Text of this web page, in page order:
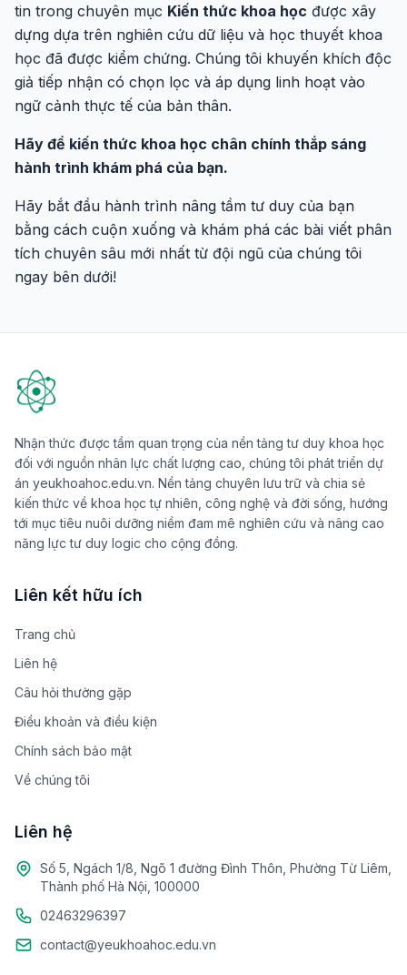
tin trong chuyên mục Kiến thức khoa học được xây
dựng dựa trên nghiên cứu dữ liệu và học thuyết khoa
học đã được kiểm chứng. Chúng tôi khuyến khích độc
giả tiếp nhận có chọn lọc và áp dụng linh hoạt vào
ngữ cảnh thực tế của bản thân.
Hãy để kiến thức khoa học chân chính thắp sáng
hành trình khám phá của bạn.
Hãy bắt đầu hành trình nâng tầm tư duy của bạn
bằng cách cuộn xuống và khám phá các bài viết phân
tích chuyên sâu mới nhất từ đội ngũ của chúng tôi
ngay bên dưới!
Nhận thức được tầm quan trọng của nền tảng tư duy khoa học
đối với nguồn nhân lực chất lượng cao, chúng tôi phát triển dự
án yeukhoahoc.edu.vn. Nền tảng chuyên lưu trữ và chia sẻ
kiến thức về khoa học tự nhiên, công nghệ và đời sống, hướng
tới mục tiêu nuôi dưỡng niềm đam mê nghiên cứu và nâng cao
năng lực tư duy logic cho cộng đồng.
Liên kết hữu ích
Trang chủ
Liên hệ
Câu hỏi thường gặp
Điều khoản và điều kiện
Chính sách bảo mật
Về chúng tôi
Liên hệ
Số 5, Ngách 1/8, Ngõ 1 đường Đình Thôn, Phường Từ Liêm,
Thành phố Hà Nội, 100000
02463296397
contact@yeukhoahoc.edu.vn